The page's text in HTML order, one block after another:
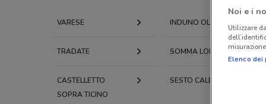
VARESE INDUNO OLONA
TRADATE SOMMA LOMBARDO
CASTELLETTO
SOPRA TICINO
SESTO CALENDE
Noi e i
Utilizzare
Elenco dei